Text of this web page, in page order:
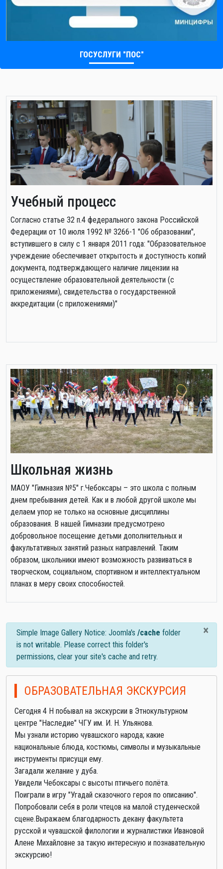
ГОСУСЛУГИ "ПОС"
Учебный процесс
Cогласно статье 32 п.4 федерального закона Российской
Федерации от 10 июля 1992 № 3266-1 "Об образовании",
вступившего в силу с 1 января 2011 года: "Образовательное
учреждение обеспечивает открытость и доступность копий
документа, подтверждающего наличие лицензии на
осуществление образовательной деятельности (с
приложениями), свидетельства о государственной
аккредитации (с приложениями)"
Школьная жизнь
МАОУ "Гимназия №5" г.Чебоксары – это школа с полным
днем пребывания детей. Как и в любой другой школе мы
делаем упор не только на основные дисциплины
образования. В нашей Гимназии предусмотрено
добровольное посещение детьми дополнительных и
факультативных занятий разных направлений. Таким
образом, школьники имеют возможность развиваться в
творческом, социальном, спортивном и интеллектуальном
планах в меру своих способностей.
×
info
Simple Image Gallery Notice: Joomla's /cache folder
is not writable. Please correct this folder's
permissions, clear your site's cache and retry.
ОБРАЗОВАТЕЛЬНАЯ ЭКСКУРСИЯ
Сегодня 4 Н побывал на экскурсии в Этнокультурном
центре "Наследие" ЧГУ им. И. Н. Ульянова.
Мы узнали историю чувашского народа; какие
национальные блюда, костюмы, символы и музыкальные
инструменты присущи ему.
Загадали желание у дуба.
Увидели Чебоксары с высоты птичьего полёта.
Поиграли в игру "Угадай сказочного героя по описанию".
Попробовали себя в роли чтецов на малой студенческой
сцене.Выражаем благодарность декану факультета
русской и чувашской филологии и журналистики Ивановой
Алене Михайловне за такую интересную и познавательную
экскурсию!